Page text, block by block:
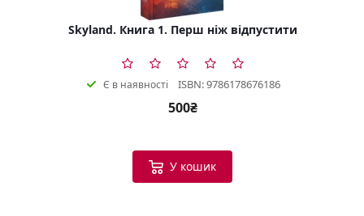
Skyland. Книга 1. Перш ніж відпустити
Є в наявності ISBN: 9786178676186
500₴
У кошик